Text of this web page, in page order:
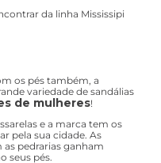
da linha Mississipi
os pés também, a
variedade de sandálias
de mulheres!
e a marca tem os
pela sua cidade. As
as pedrarias ganham
seus pés.